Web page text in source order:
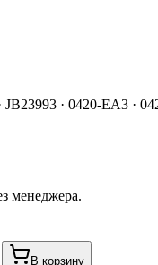
· 0420-EA3 ·
менеджера.
В корзину